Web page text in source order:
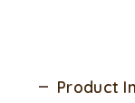
Product